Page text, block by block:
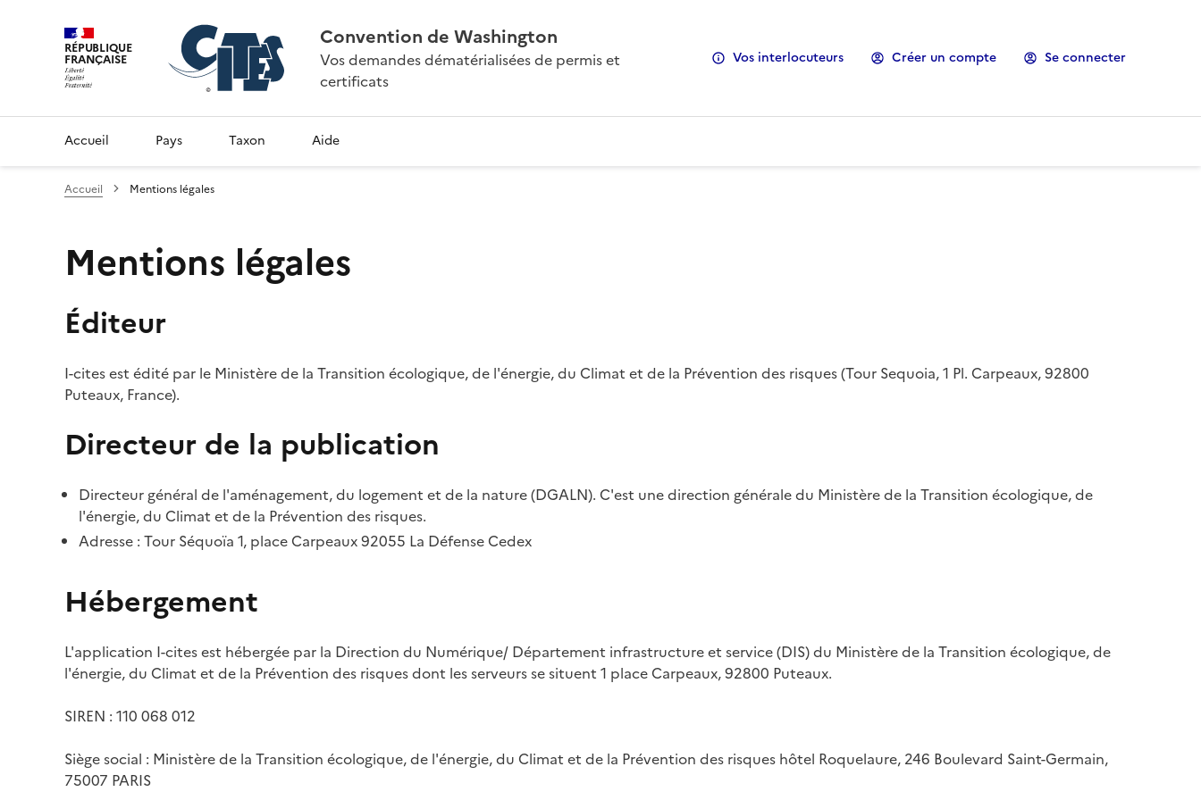
RÉPUBLIQUE
FRANÇAISE
Convention de Washington
Vos demandes dématérialisées de permis et
certificats
Vos interlocuteurs Créer un compte Se connecter
Accueil Pays Taxon Aide
Accueil Mentions légales
Mentions légales
Éditeur
I-cites est édité par le Ministère de la Transition écologique, de l'énergie, du Climat et de la Prévention des risques (Tour Sequoia, 1 Pl. Carpeaux, 92800
Puteaux, France).
Directeur de la publication
Directeur général de l'aménagement, du logement et de la nature (DGALN). C'est une direction générale du Ministère de la Transition écologique, de
l'énergie, du Climat et de la Prévention des risques.
Adresse : Tour Séquoïa 1, place Carpeaux 92055 La Défense Cedex
Hébergement
L'application I-cites est hébergée par la Direction du Numérique/ Département infrastructure et service (DIS) du Ministère de la Transition écologique, de
l'énergie, du Climat et de la Prévention des risques dont les serveurs se situent 1 place Carpeaux, 92800 Puteaux.
SIREN : 110 068 012
Siège social : Ministère de la Transition écologique, de l'énergie, du Climat et de la Prévention des risques hôtel Roquelaure, 246 Boulevard Saint-Germain,
75007 PARIS